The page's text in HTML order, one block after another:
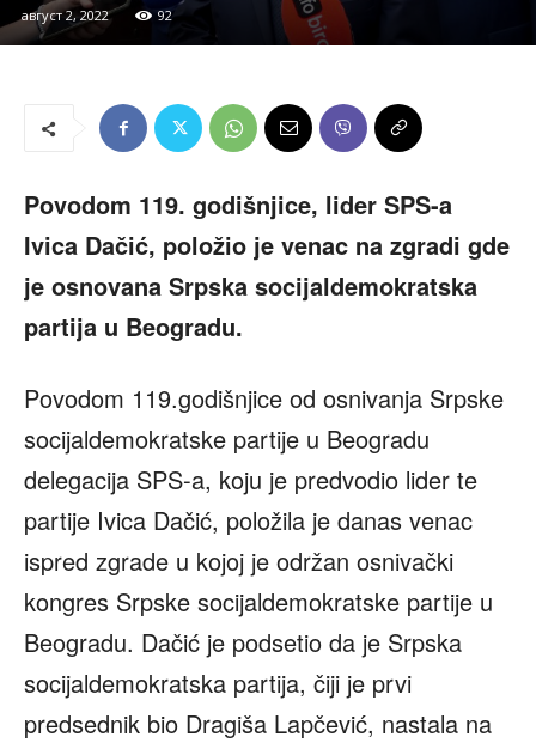
август 2, 2022 92
Povodom 119. godišnjice, lider SPS-a
Ivica Dačić, položio je venac na zgradi gde
je osnovana Srpska socijaldemokratska
partija u Beogradu.
Povodom 119.godišnjice od osnivanja Srpske
socijaldemokratske partije u Beogradu
delegacija SPS-a, koju je predvodio lider te
partije Ivica Dačić, položila je danas venac
ispred zgrade u kojoj je održan osnivački
kongres Srpske socijaldemokratske partije u
Beogradu. Dačić je podsetio da je Srpska
socijaldemokratska partija, čiji je prvi
predsednik bio Dragiša Lapčević, nastala na